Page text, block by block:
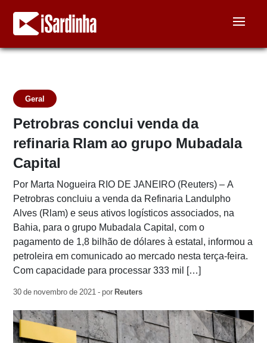
Geral
Petrobras conclui venda da
refinaria Rlam ao grupo Mubadala
Capital
Por Marta Nogueira RIO DE JANEIRO (Reuters) – A
Petrobras concluiu a venda da Refinaria Landulpho
Alves (Rlam) e seus ativos logísticos associados, na
Bahia, para o grupo Mubadala Capital, com o
pagamento de 1,8 bilhão de dólares à estatal, informou a
petroleira em comunicado ao mercado nesta terça-feira.
Com capacidade para processar 333 mil […]
30 de novembro de 2021 - por Reuters